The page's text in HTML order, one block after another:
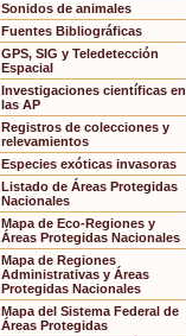
Sonidos de animales
Fuentes Bibliográficas
GPS, SIG y Teledetección
Espacial
Investigaciones científicas en
las AP
Registros de colecciones y
relevamientos
Especies exóticas invasoras
Listado de Áreas Protegidas
Nacionales
Mapa de Eco-Regiones y
Áreas Protegidas Nacionales
Mapa de Regiones
Administrativas y Áreas
Protegidas Nacionales
Mapa del Sistema Federal de
Áreas Protegidas